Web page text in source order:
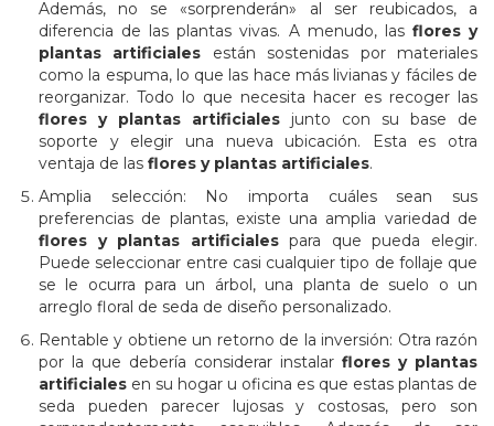
Además, no se «sorprenderán» al ser reubicados, a
diferencia de las plantas vivas. A menudo, las flores y
plantas artificiales están sostenidas por materiales
como la espuma, lo que las hace más livianas y fáciles de
reorganizar. Todo lo que necesita hacer es recoger las
flores y plantas artificiales junto con su base de
soporte y elegir una nueva ubicación. Esta es otra
ventaja de las flores y plantas artificiales.
Amplia selección: No importa cuáles sean sus
preferencias de plantas, existe una amplia variedad de
flores y plantas artificialespara que pueda elegir.
Puede seleccionar entre casi cualquier tipo de follaje que
se le ocurra para un árbol, una planta de suelo o un
arreglo floral de seda de diseño personalizado.
Rentable y obtiene un retorno de la inversión: Otra razón
por la que debería considerar instalar flores y plantas
artificiales en su hogar u oficina es que estas plantas de
seda pueden parecer lujosas y costosas, pero son